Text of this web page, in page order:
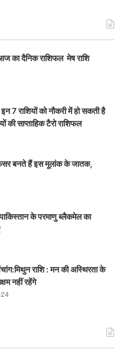
का दैनिक राशिफल मेष राशि
7 राशियों को नौकरी में हो सकती है
की साप्ताहिक टैरो राशिफल
बनते हैं इस मूलांक के जातक,
पाकिस्तान के परमाणु ब्लैकमेल का
राशि : मन की अस्थिरता के
नहीं रहेंगे